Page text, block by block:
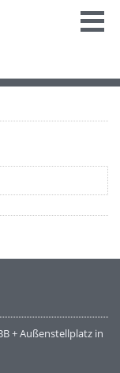
+ Außenstellplatz in